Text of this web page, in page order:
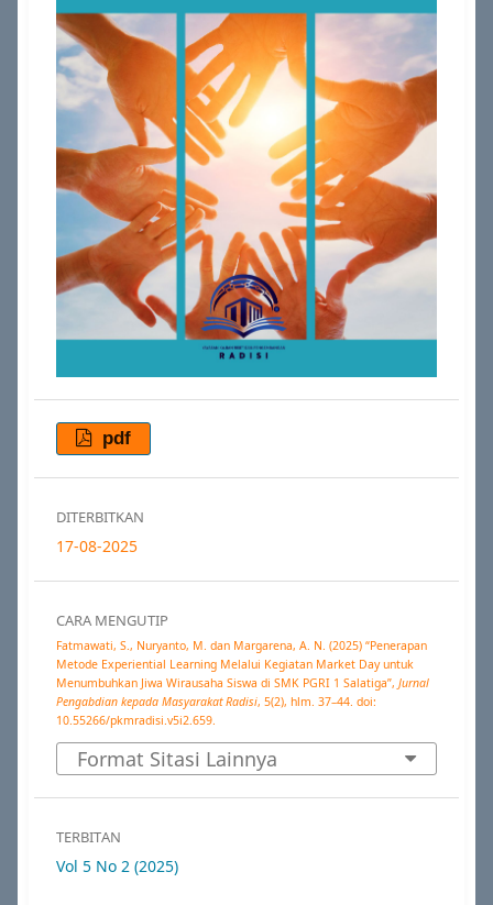
pdf
DITERBITKAN
17-08-2025
CARA MENGUTIP
Fatmawati, S., Nuryanto, M. dan Margarena, A. N. (2025) “Penerapan
Metode Experiential Learning Melalui Kegiatan Market Day untuk
Menumbuhkan Jiwa Wirausaha Siswa di SMK PGRI 1 Salatiga”, Jurnal
Pengabdian kepada Masyarakat Radisi, 5(2), hlm. 37–44. doi:
10.55266/pkmradisi.v5i2.659.
Format Sitasi Lainnya
TERBITAN
Vol 5 No 2 (2025)